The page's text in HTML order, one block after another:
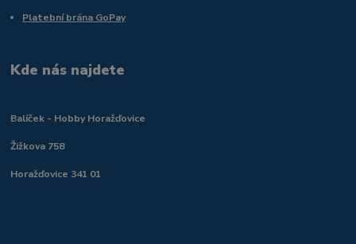
Platební brána GoPay
Kde nás najdete
Balíček - Hobby Horažďovice
Žižkova 758
Horažďovice 341 01